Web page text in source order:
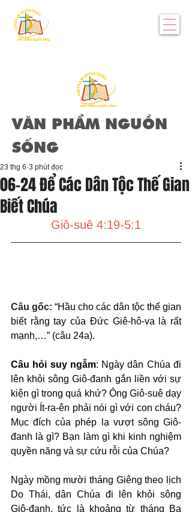
VĂN PHẨM NGUỒN
SỐNG
06-24 Để Các Dân Tộc Thế Gian
Biết Chúa
23 thg 6 3 phút đọc
Giô-suê 4:19-5:1
Câu gốc: “Hầu cho các dân tộc thế gian
biết rằng tay của Đức Giê-hô-va là rất
mạnh,…” (câu 24a).
Câu hỏi suy ngẫm: Ngày dân Chúa đi
lên khỏi sông Giô-đanh gắn liền với sự
kiện gì trong quá khứ? Ông Giô-suê dạy
người Ít-ra-ên phải nói gì với con cháu?
Mục đích của phép lạ vượt sông Giô-
đanh là gì? Bạn làm gì khi kinh nghiệm
quyền năng và sự cứu rỗi của Chúa?
Ngày mồng mười tháng Giêng theo lịch
Do Thái, dân Chúa đi lên khỏi sông
Giô-đanh, tức là khoảng từ tháng Ba